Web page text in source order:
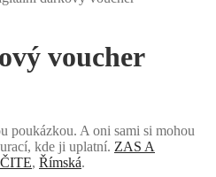
voucher
poukázkou. A oni sami si mohou
kde ji uplatní. ZAS A
, Římská.